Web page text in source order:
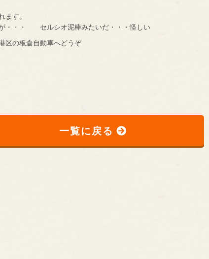
ます。
・・・ セルシオ泥棒みたいだ・・・怪しい
区の板倉自動車へどうぞ
一覧に戻る